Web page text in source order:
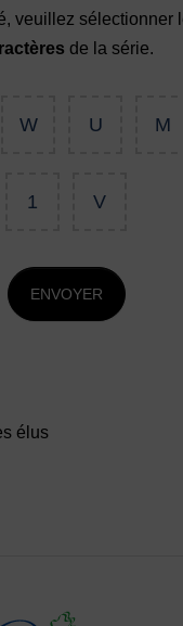
veuillez sélectionner
de la série.
W U M
1 V
ENVOYER
élus